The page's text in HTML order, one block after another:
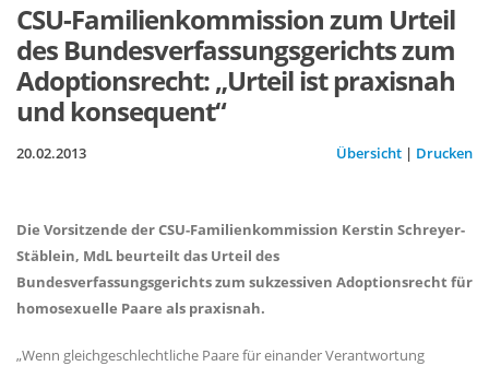
CSU-Familienkommission zum Urteil
des Bundesverfassungsgerichts zum
Adoptionsrecht: „Urteil ist praxisnah
und konsequent“
20.02.2013 Übersicht | Drucken
Die Vorsitzende der CSU-Familienkommission Kerstin Schreyer-
Stäblein, MdL beurteilt das Urteil des
Bundesverfassungsgerichts zum sukzessiven Adoptionsrecht für
homosexuelle Paare als praxisnah.
Wenn gleichgeschlechtliche Paare für einander Verantwortung